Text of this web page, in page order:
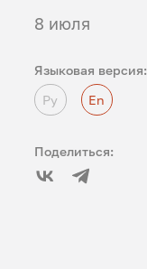
8 июля
Языковая версия:
Ру
En
Поделиться: